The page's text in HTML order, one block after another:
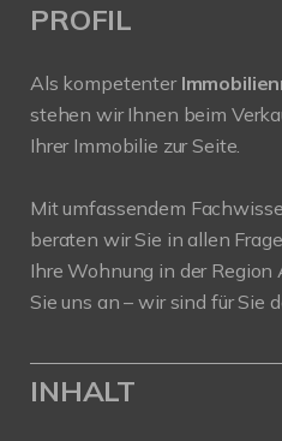
PROFIL
Als kompetenter
stehen wir Ihnen beim
Ihrer Immobilie zur Seite.
Mit umfassendem
beraten wir Sie in allen
Ihre Wohnung in der
Sie uns an – wir sind für Sie
INHALT